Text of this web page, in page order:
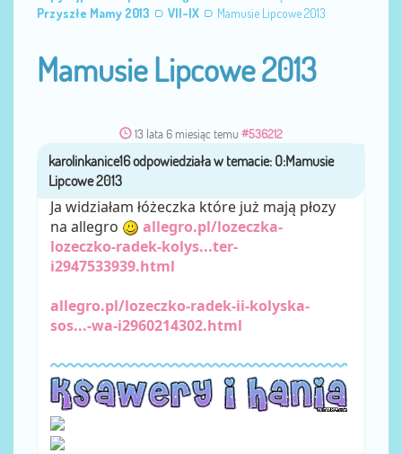
Przyszłe Mamy 2013
VII-IX Mamusie Lipcowe 2013
Mamusie Lipcowe 2013
13 lata 6 miesiąc temu #536212
przezkarolinkanice16
Ja widziałam łóżeczka które już mają płozy
na allegro
allegro.pl/lozeczka-
lozeczko-radek-kolys...ter-
i2947533939.html
allegro.pl/lozeczko-radek-ii-kolyska-
sos...-wa-i2960214302.html